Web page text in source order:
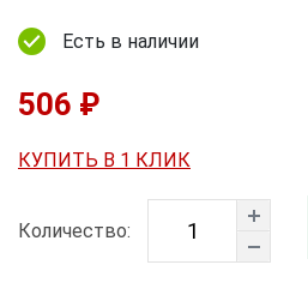
Есть в наличии
506 ₽
КУПИТЬ В 1 КЛИК
Количество: